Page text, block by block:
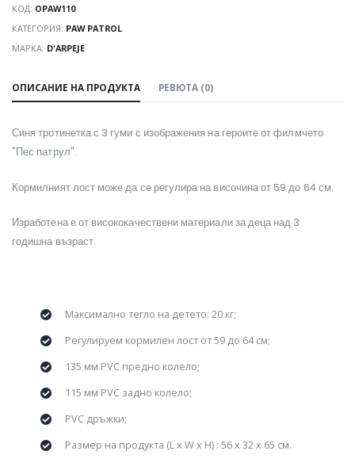
КОД: OPAW110
КАТЕГОРИЯ: PAW PATROL
МАРКА: D'ARPEJE
ОПИСАНИЕ НА ПРОДУКТА РЕВЮТА (0)
Синя тротинетка с 3 гуми с изображения на героите от филмчето
"Пес патрул".
Кормилният лост може да се регулира на височина от 59 до 64 см.
Изработена е от висококачествени материали за деца над 3
годишна възраст.
Максимално тегло на детето: 20 кг;
Регулируем кормилен лост от 59 до 64 см;
135 мм PVC предно колело;
115 мм PVC задно колело;
PVC дръжки;
Размер на продукта (L x W x H) : 56 x 32 x 65 см.